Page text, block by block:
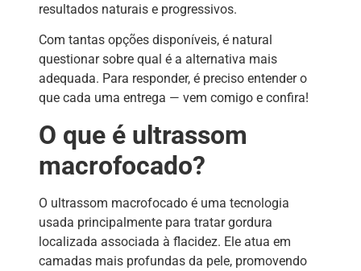
resultados naturais e progressivos.
Com tantas opções disponíveis, é natural
questionar sobre qual é a alternativa mais
adequada. Para responder, é preciso entender o
que cada uma entrega — vem comigo e confira!
O que é ultrassom
macrofocado?
O ultrassom macrofocado é uma tecnologia
usada principalmente para tratar gordura
localizada associada à flacidez. Ele atua em
camadas mais profundas da pele, promovendo